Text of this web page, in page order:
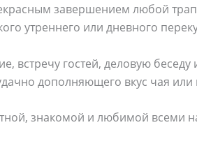
завершением любой
утреннего или дневного
встречу гостей, деловую
дополняющего вкус чая или
знакомой и любимой всеми